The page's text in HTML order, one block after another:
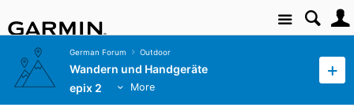
Site
German Forum Outdoor
Wandern und Handgeräte
epix 2
More